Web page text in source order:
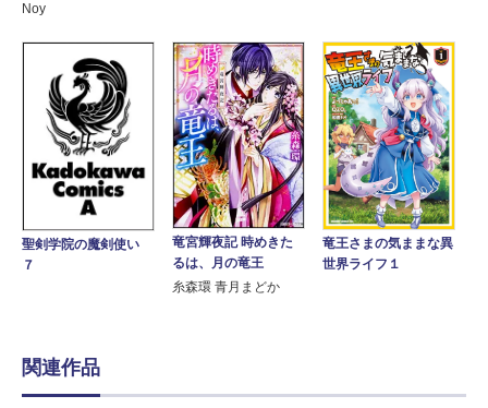
Noy
聖剣学院の魔剣使い
７
竜宮輝夜記 時めきた
るは、月の竜王
糸森環 青月まどか
竜王さまの気ままな異
世界ライフ１
関連作品